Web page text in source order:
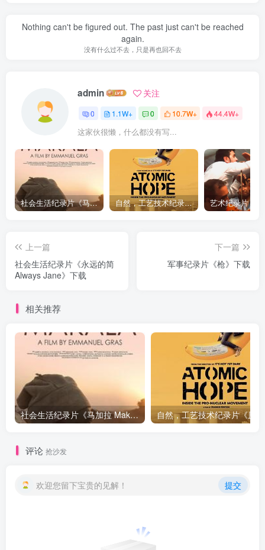
Nothing can't be figured out. The past just can't be reached
again.
没有什么过不去，只是再也回不去
admin 关注
0 1.1W+ 0 10.7W+ 44.4W+
这家伙很懒，什么都没有写...
社会生活纪录片《马加拉 Makala》下载 自然，工艺技术纪录片《原子能的希望 Atomic Hope – Inside the Pro-Nuclear Movement》下载
上一篇
社会生活纪录片《永远的简
Always Jane》下载
下一篇
军事纪录片《枪》下载
相关推荐
社会生活纪录片《马加拉 Makala》下载
评论 抢沙发
欢迎您留下宝贵的见解！ 提交